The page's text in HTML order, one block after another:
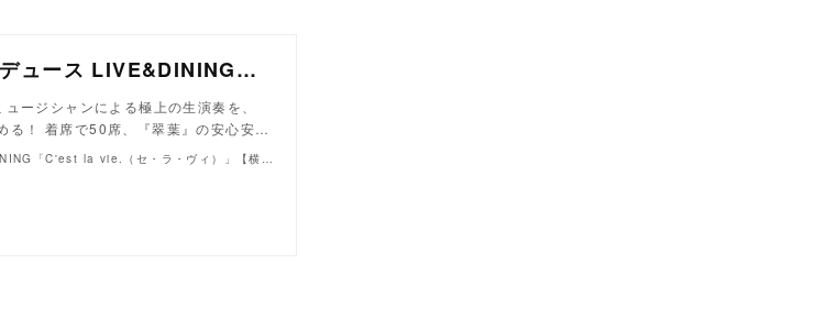
Temiyan.（テミヤン）プロデュース LIVE&DINING「C'est la vie.（セ・ラ・ヴィ）」【横浜・日ノ出町】
ージシャンによる極上の生演奏を、
る！ 着席で50席、『翠葉』の安心安…
Temiyan.（テミヤン）プロデュース LIVE&DINING「C'est la vie.（セ・ラ・ヴィ）」【横浜・日ノ出町】